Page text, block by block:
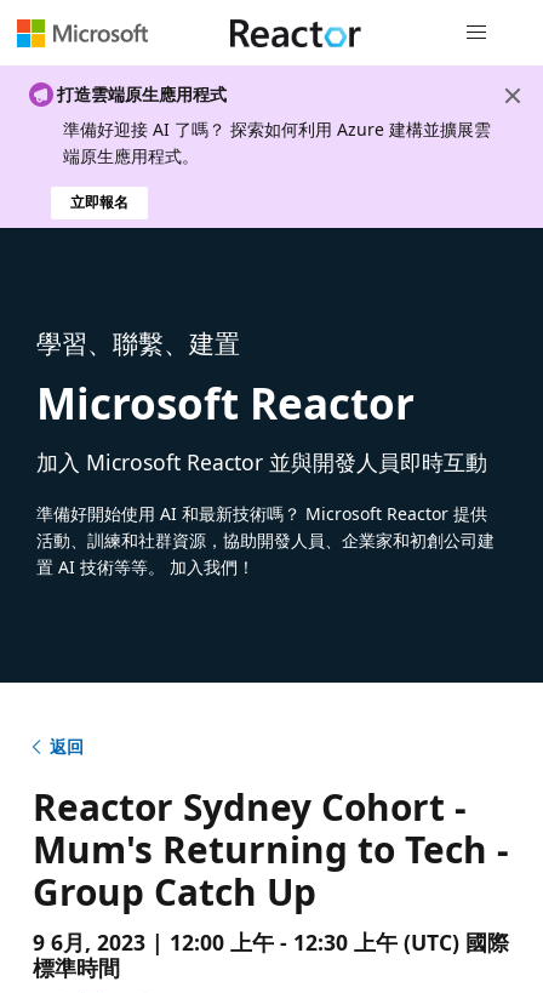
打造雲端原生應用程式
準備好迎接 AI 了嗎？ 探索如何利用 Azure 建構並擴展雲
端原生應用程式。
立即報名
學習、聯繫、建置
Microsoft Reactor
加入 Microsoft Reactor 並與開發人員即時互動
準備好開始使用 AI 和最新技術嗎？ Microsoft Reactor 提供
活動、訓練和社群資源，協助開發人員、企業家和初創公司建
置 AI 技術等等。 加入我們！
返回
Reactor Sydney Cohort -
Mum's Returning to Tech -
Group Catch Up
9 6月, 2023 | 12:00 上午 - 12:30 上午 (UTC) 國際
標準時間